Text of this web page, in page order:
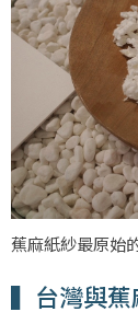
蕉麻紙紗最原始
▍台灣與蕉